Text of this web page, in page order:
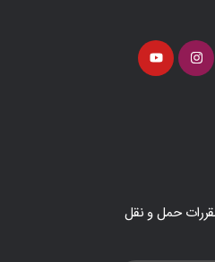
حمل و نقل